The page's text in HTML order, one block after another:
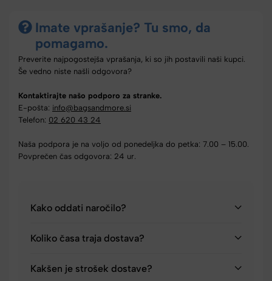
Imate vprašanje? Tu smo, da
pomagamo.
Preverite najpogostejša vprašanja, ki so jih postavili naši kupci.
Še vedno niste našli odgovora?
Kontaktirajte našo podporo za stranke.
E-pošta: info@bagsandmore.si
Telefon: 02 620 43 24
Naša podpora je na voljo od ponedeljka do petka: 7.00 – 15.00.
Povprečen čas odgovora: 24 ur.
Kako oddati naročilo?
Koliko časa traja dostava?
Kakšen je strošek dostave?